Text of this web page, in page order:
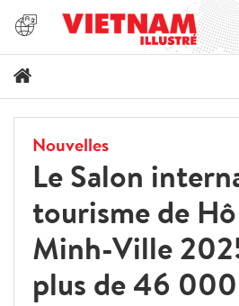
Nouvelles
Le Salon
tourisme de
Minh-Ville
plus de 46